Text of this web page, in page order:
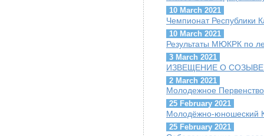
10 March 2021
Чемпионат Республики
10 March 2021
Результаты МЮКРК по
3 March 2021
ИЗВЕЩЕНИЕ О
2 March 2021
Молодежное
25 February 2021
Молодёжно-юношеский
25 February 2021